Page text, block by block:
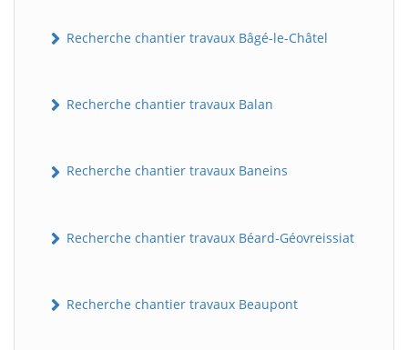
Recherche chantier travaux Bâgé-le-Châtel
Recherche chantier travaux Balan
Recherche chantier travaux Baneins
Recherche chantier travaux Béard-Géovreissiat
Recherche chantier travaux Beaupont